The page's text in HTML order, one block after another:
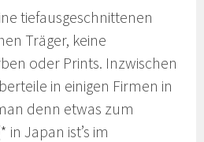
tiefausgeschnittenen
Träger, keine
oder Prints. Inzwischen
in einigen Firmen in
denn etwas zum
in Japan ist’s im